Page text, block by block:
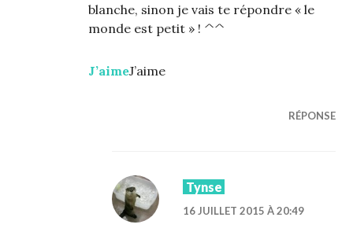
blanche, sinon je vais te répondre « le
monde est petit » ! ^^
J’aimeJ’aime
RÉPONSE
Tynse
16 JUILLET 2015 À 20:49